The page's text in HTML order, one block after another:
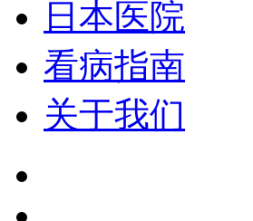
日本医院
看病指南
关于我们